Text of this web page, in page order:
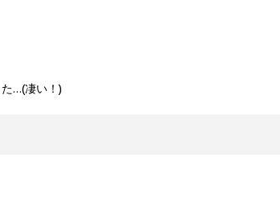
…(凄い！)